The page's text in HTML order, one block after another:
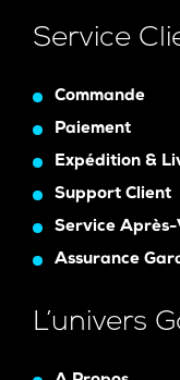
Service
Commande
Paiement
Expédition &
Support Client
Service Après-
Assurance
L’univers